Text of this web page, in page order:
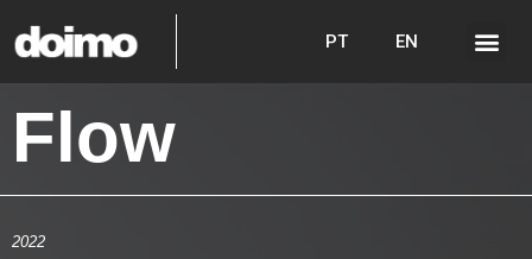
PT EN
Flow
2022